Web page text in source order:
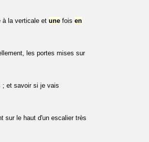
à la verticale et une fois en
les portes mises sur
; et savoir si je vais
sur le haut d'un escalier très